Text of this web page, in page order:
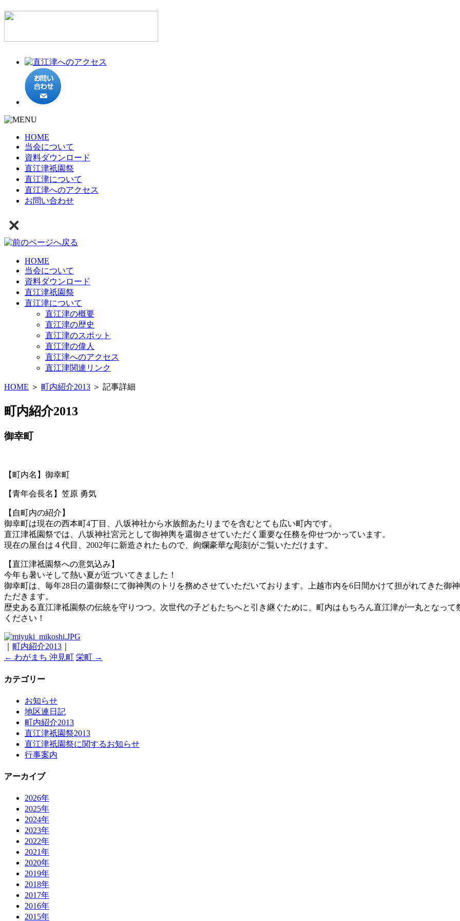
HOME
当会について
資料ダウンロード
直江津祇園祭
直江津について
直江津へのアクセス
お問い合わせ
HOME
当会について
資料ダウンロード
直江津祇園祭
直江津について
直江津の概要
直江津の歴史
直江津のスポット
直江津の偉人
直江津へのアクセス
直江津関連リンク
HOME ＞ 町内紹介2013 ＞ 記事詳細
町内紹介2013
御幸町
【町内名】御幸町
【青年会長名】笠原 勇気
【自町内の紹介】
御幸町は現在の西本町4丁目、八坂神社から水族館あたりまでを含むとても広い町内です。
直江津祗園祭では、八坂神社宮元として御神輿を還御させていただく重要な任務を仰せつかっています。
現在の屋台は４代目、2002年に新造されたもので、絢爛豪華な彫刻がご覧いただけます。
【直江津祗園祭への意気込み】
今年も暑いそして熱い夏が近づいてきました！
御幸町は、毎年28日の還御祭にて御神輿のトリを務めさせていただいております。上越市内を6日間かけて担がれてきた御
ただきます。
歴史ある直江津祗園祭の伝統を守りつつ、次世代の子どもたちへと引き継ぐために、町内はもちろん直江津が一丸となっ
ください！
町内紹介2013
← わがまち 沖見町 栄町 →
カテゴリー
お知らせ
地区連日記
町内紹介2013
直江津祇園祭2013
直江津祇園祭に関するお知らせ
行事案内
アーカイブ
2026年
2025年
2024年
2023年
2022年
2021年
2020年
2019年
2018年
2017年
2016年
2015年